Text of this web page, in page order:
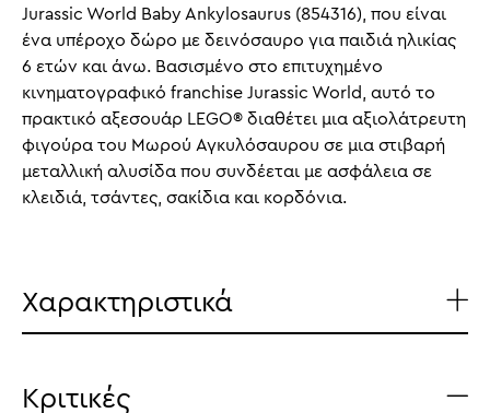
Jurassic World Baby Ankylosaurus (854316), που είναι
ένα υπέροχο δώρο με δεινόσαυρο για παιδιά ηλικίας
6 ετών και άνω. Βασισμένο στο επιτυχημένο
κινηματογραφικό franchise Jurassic World, αυτό το
πρακτικό αξεσουάρ LEGO® διαθέτει μια αξιολάτρευτη
φιγούρα του Μωρού Αγκυλόσαυρου σε μια στιβαρή
μεταλλική αλυσίδα που συνδέεται με ασφάλεια σε
κλειδιά, τσάντες, σακίδια και κορδόνια.
Χαρακτηριστικά
Κριτικές